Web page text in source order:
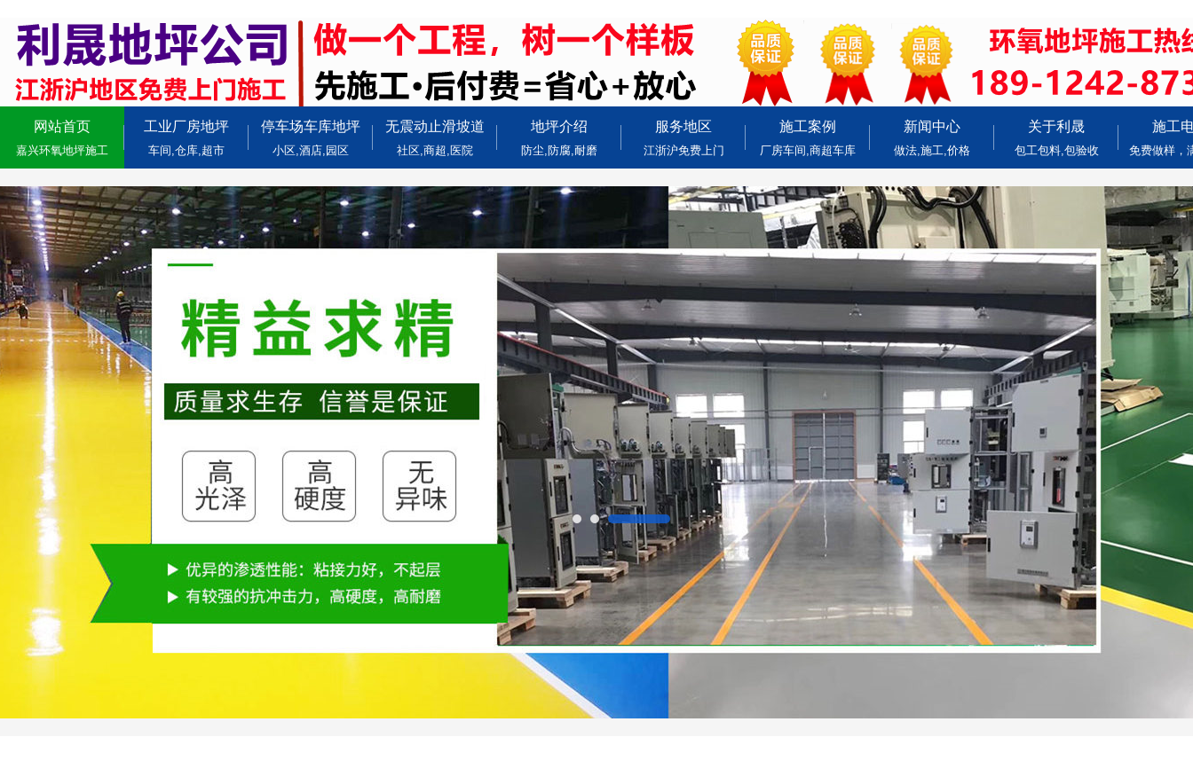
网站首页
嘉兴环氧地坪施工
工业厂房地坪
车间,仓库,超市
停车场车库地坪
小区,酒店,园区
无震动止滑坡道
社区,商超,医院
地坪介绍
防尘,防腐,耐磨
服务地区
江浙沪免费上门
施工案例
厂房车间,商超车库
新闻中心
做法,施工,价格
关于利晟
包工包料,包验收
施工
免费做样，